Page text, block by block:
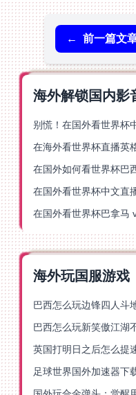
← 前一篇文
海外解锁国内影
海外玩国服游戏
英国打明日之后怎么提